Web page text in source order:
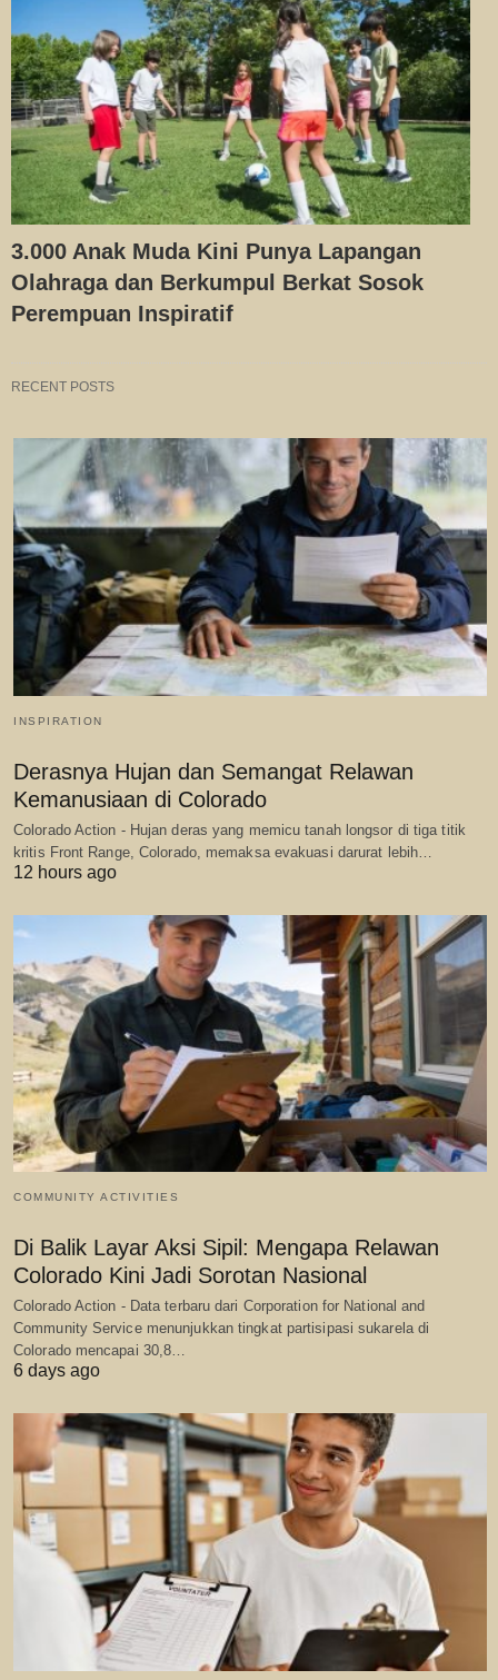
3.000 Anak Muda Kini Punya Lapangan
Olahraga dan Berkumpul Berkat Sosok
Perempuan Inspiratif
RECENT POSTS
INSPIRATION
Derasnya Hujan dan Semangat Relawan
Kemanusiaan di Colorado
Colorado Action - Hujan deras yang memicu tanah longsor di tiga titik
kritis Front Range, Colorado, memaksa evakuasi darurat lebih…
12 hours ago
COMMUNITY ACTIVITIES
Di Balik Layar Aksi Sipil: Mengapa Relawan
Colorado Kini Jadi Sorotan Nasional
Colorado Action - Data terbaru dari Corporation for National and
Community Service menunjukkan tingkat partisipasi sukarela di
Colorado mencapai 30,8…
6 days ago